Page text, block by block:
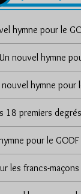
hymne pour le
Un nouvel hymne
nouvel hymne pour
18 premiers
pour le GODF
les francs-